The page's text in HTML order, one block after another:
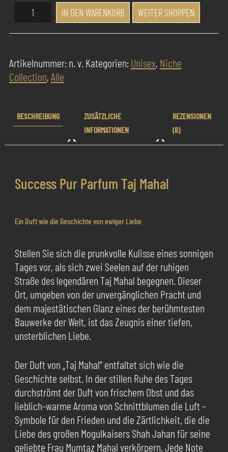
Success
Parfum
Mahal
Menge
IN DEN WARENKORB WEITER SHOPPEN
Artikelnummer:n. v. Kategorien:Unisex, Niche
Collection,Alle
BESCHREIBUNG
ZUSÄTZLICHE
INFORMATIONEN
REZENSIONEN
(8)
Success Pur Parfum Taj Mahal
Ein Duft wie die Geschichte von ewiger Liebe
Stellen Sie sich die prunkvolle Kulisse eines sonnigen
Tages vor, als sich zwei Seelen auf der ruhigen
Straße des legendären Taj Mahal begegnen. Dieser
Ort, umgeben von der unvergänglichen Pracht und
dem majestätischen Glanz eines der berühmtesten
Bauwerke der Welt, ist das Zeugnis einer tiefen,
unsterblichen Liebe.
Der Duft von „Taj Mahal“ entfaltet sich wie die
Geschichte selbst. In der stillen Ruhe des Tages
durchströmt der Duft von frischem Obst und das
lieblich-warme Aroma von Schnittblumen die Luft –
Symbole für den Frieden und die Zärtlichkeit, die die
Liebe des großen Mogulkaisers Shah Jahan für seine
geliebte Frau Mumtaz Mahal verkörpern. Jede Note